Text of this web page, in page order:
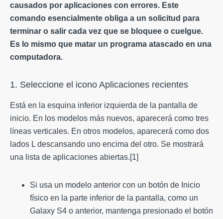
causados ​​por aplicaciones con errores. Este
comando esencialmente obliga a un solicitud para
terminar o salir cada vez que se bloquee o cuelgue.
Es lo mismo que matar un programa atascado en una
computadora.
1. Seleccione el icono Aplicaciones recientes
Está en la esquina inferior izquierda de la pantalla de
inicio. En los modelos más nuevos, aparecerá como tres
líneas verticales. En otros modelos, aparecerá como dos
lados L descansando uno encima del otro. Se mostrará
una lista de aplicaciones abiertas.[1]
Si usa un modelo anterior con un botón de Inicio
físico en la parte inferior de la pantalla, como un
Galaxy S4 o anterior, mantenga presionado el botón